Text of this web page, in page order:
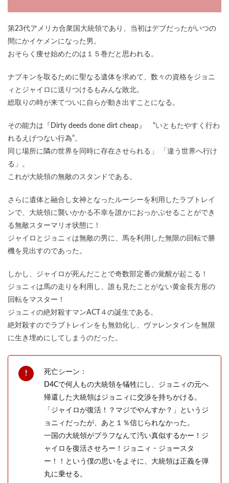
第23代アメリカ合衆国大統領であり、当初はデブだったがいつの
間にかイケメンになった男。
おそらく痩せ始めたのは１５巻だと思われる。
ナプキンを取るために聖なる遺体を求めて、数々の資格をジョニ
ィとジャイロに送りつけるもみんな敗北。
総取りの時が来てついに自らが動き出すことになる。
その能力は『Dirty deeds done dirt cheap』 “いともたやすく行わ
れるえげつない行為”。
同じ場所に隣の世界を同時に存在させられる」 「違う世界へ行け
る」。
これが大統領の無敵のスタンドである。
さらに遺体と融合し女神となったルーシーを利用したラブトレイ
ンで、大統領に襲いかかる不幸を誰かにおっかぶせることができ
る無敵スターマリオ状態に！
ジャイロとジョニィは無敵の男に、馬を利用した無限の回転で勝
機を見出すのであった。
しかし、ジャイロが死んだことで奇数部定番の覚醒が起こる！
ジョニィは馬の走りを利用し、誰も見たことがない黄金長方形の
回転をマスター！
ジョニィの絶対殺すマンACT４の誕生である。
絶対殺すのでラブトレインをも無効化し、ヴァレンタインを無限
に生き埋めにしてしまうのだった。
死亡シーン：
D4Cで何人もの大統領を犠牲にし、ジョニィの元へ
帰還した大統領はジョニィに交渉を持ちかける。
「ジャイロが復活！？マジでやんすか？」というジ
ョニィだったが、あと１％信じられなかった。
一国の大統領がブラフなんて汚い真似するかー！ジ
ャイロを復活させろー！ジョニィ・ジョースタ
ー！！という僕の思いをよそに、大統領は正義を弾
丸に乗せる。